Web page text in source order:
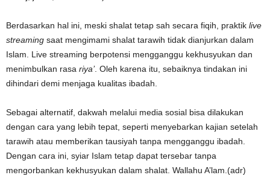
Berdasarkan hal ini, meski shalat tetap sah secara fiqih, praktik live
streaming saat mengimami shalat tarawih tidak dianjurkan dalam
Islam. Live streaming berpotensi mengganggu kekhusyukan dan
menimbulkan rasa riya’. Oleh karena itu, sebaiknya tindakan ini
dihindari demi menjaga kualitas ibadah.
Sebagai alternatif, dakwah melalui media sosial bisa dilakukan
dengan cara yang lebih tepat, seperti menyebarkan kajian setelah
tarawih atau memberikan tausiyah tanpa mengganggu ibadah.
Dengan cara ini, syiar Islam tetap dapat tersebar tanpa
mengorbankan kekhusyukan dalam shalat. Wallahu A’lam.(adr)